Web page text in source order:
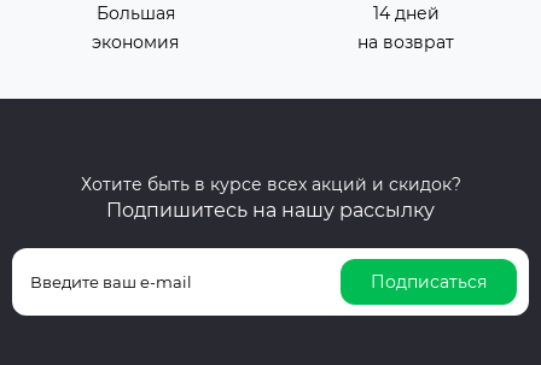
Большая
экономия
14 дней
на возврат
Хотите быть в курсе всех акций и скидок?
Подпишитесь на нашу рассылку
Подписаться